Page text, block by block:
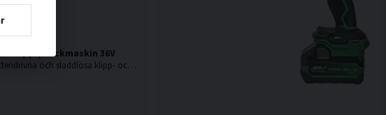
Klipp-/bockmaskin 36V
36V. Den första batteridrivna och sladdlösa klipp- och bockmaskinen på marknaden. Levereras utan batteri och laddare.